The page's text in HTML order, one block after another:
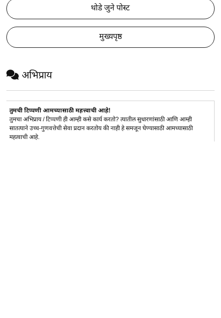
थोडे जुने पोस्ट
मुख्यपृष्ठ
अभिप्राय
तुमची टिप्पणी आमच्यासाठी महत्त्वाची आहे!
तुमचा अभिप्राय / टिप्पणी ही आम्ही कसे कार्य करतो? त्यातील सुधारणांसाठी आणि आम्ही
सातत्याने उच्च-गुणवत्तेची सेवा प्रदान करतोय की नाही हे समजून घेण्यासाठी आमच्यासाठी
महत्वाची आहे.